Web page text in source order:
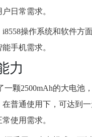
日常需求。
i8558操作系统和软件方
手机需求。
力
一颗2500mAh的大电池
普通使用下，可达到
使用需求。